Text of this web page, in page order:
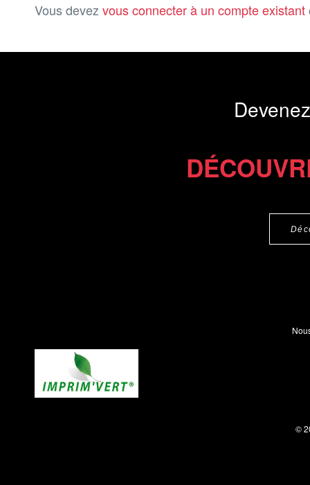
Vous devez vous connecter à un compte existant
©